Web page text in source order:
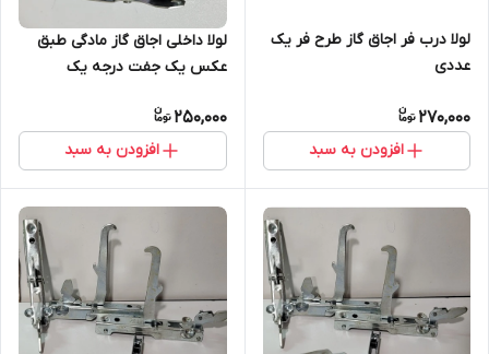
لولا درب فر اجاق گاز طرح فر یک
عددی
270,000
افزودن به سبد
لولا داخلی اجاق گاز مادگی طبق
عکس یک جفت درجه یک
250,000
افزودن به سبد